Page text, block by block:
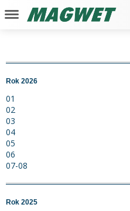
Rok 2026
01
02
03
04
05
06
07-08
Rok 2025